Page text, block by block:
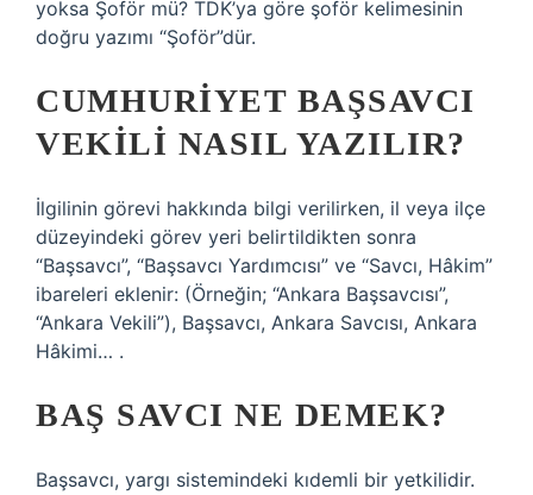
yoksa Şoför mü? TDK’ya göre şoför kelimesinin
doğru yazımı “Şoför”dür.
CUMHURIYET BAŞSAVCI
VEKILI NASIL YAZILIR?
İlgilinin görevi hakkında bilgi verilirken, il veya ilçe
düzeyindeki görev yeri belirtildikten sonra
“Başsavcı”, “Başsavcı Yardımcısı” ve “Savcı, Hâkim”
ibareleri eklenir: (Örneğin; “Ankara Başsavcısı”,
“Ankara Vekili”), Başsavcı, Ankara Savcısı, Ankara
Hâkimi… .
BAŞ SAVCI NE DEMEK?
Başsavcı, yargı sistemindeki kıdemli bir yetkilidir.